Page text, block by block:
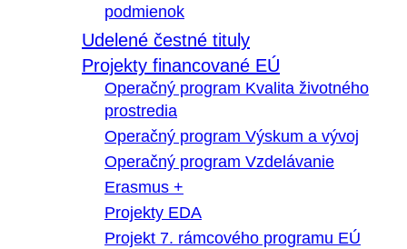
podmienok
Udelené čestné tituly
Projekty financované EÚ
Operačný program Kvalita životného
prostredia
Operačný program Výskum a vývoj
Operačný program Vzdelávanie
Erasmus +
Projekty EDA
Projekt 7. rámcového programu EÚ